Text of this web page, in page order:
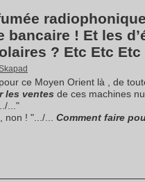
bancaire ! Et les
? Etc Etc Etc
Skapad
ce Moyen Orient là , de
les ventes de ces machines
..."
! ".../...
Comment faire